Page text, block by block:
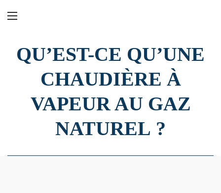
QU’EST-CE QU’UNE
CHAUDIÈRE À
VAPEUR AU GAZ
NATUREL ?